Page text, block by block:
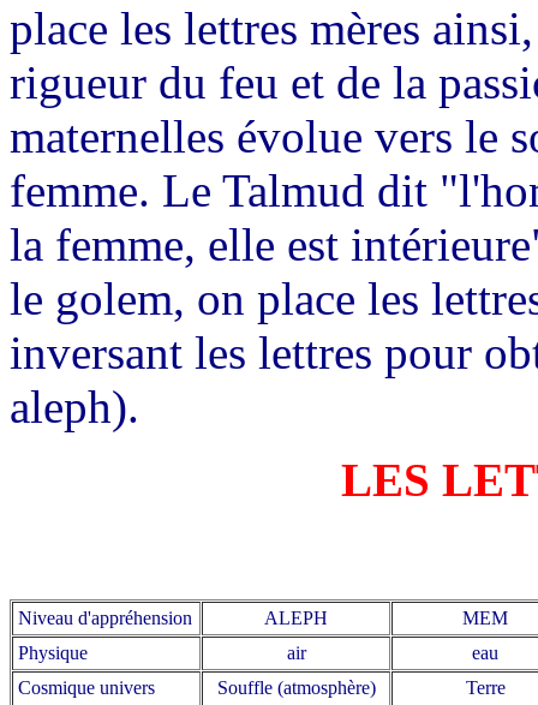
place les lettres mères
rigueur du feu et de la
maternelles évolue vers le
femme. Le Talmud dit
la femme, elle est
le golem, on place les
inversant les lettres pour
aleph).
LES
Niveau d'appréhension ALEPH
MEM
Physique
air
eau
Cosmique univers
Souffle (atmosphère)
Terre